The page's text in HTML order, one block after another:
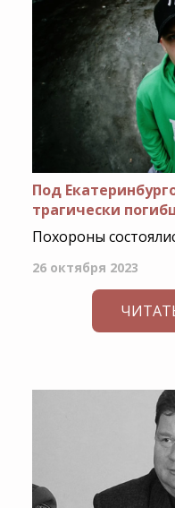
Под
трагически
Похороны
26 октября 2023